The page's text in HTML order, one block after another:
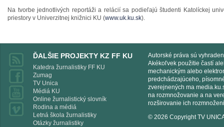
Na tvorbe jednotlivých reportáži a relácií sa podieľajú študenti Katolíckej
priestory v Univerzitnej knižnici KU (www.uk.ku.sk).
ĎALŠIE PROJEKTY KZ FF KU
Katedra žurnalistiky FF KU
Zumag
TV Unica
Médiá KU
Online žurnalistický slovník
Rodina a médiá
Letná škola žurnalistiky
Otázky žurnalistiky
Autorské práva sú
Akékoľvek použitie častí
mechanickým alebo
predchádzajúceho,
zverejnených ma
na rozmnožovanie a na
rozširovanie ich
© 2026 Copyright TV